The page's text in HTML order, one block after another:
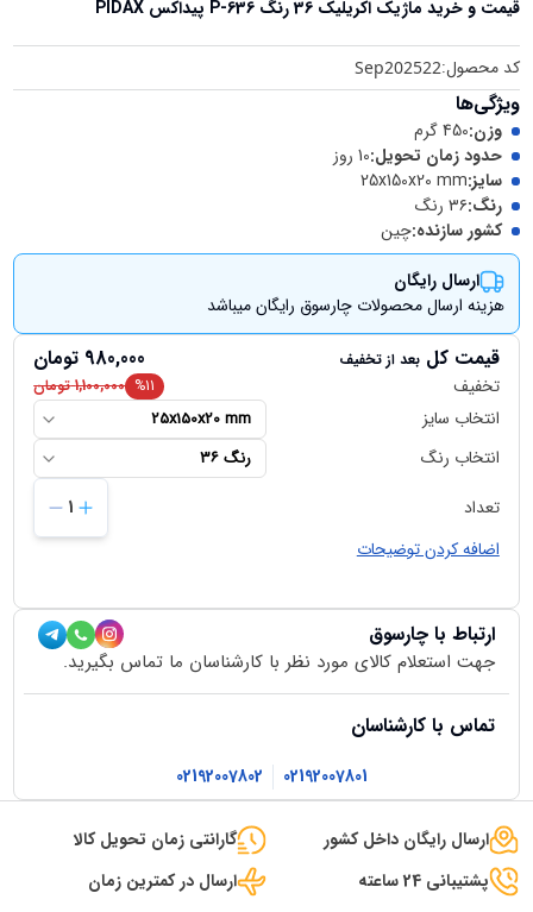
قیمت و خرید ماژیک اکریلیک 36 رنگ P-636 پیداکس PIDAX
کد محصول:Sep202522
ویژگی‌ها
وزن:450 گرم
حدود زمان تحویل:10 روز
سایز:
25x150x20 mm
رنگ:۳۶ رنگ
کشور سازنده:چین
ارسال رایگان
هزینه ارسال محصولات چارسوق رایگان میباشد
قیمت کل بعد از تخفیف 980,000 تومان
تخفیف %11
1,100,000 تومان
انتخاب سایز 25x150x20 mm
انتخاب رنگ ۳۶ رنگ
تعداد
1
اضافه کردن توضیحات
ارتباط با چارسوق
جهت استعلام کالای مورد نظر با کارشناسان ما تماس بگیرید.
تماس با کارشناسان
02192007801
02192007802
ارسال رایگان داخل کشور
گارانتی زمان تحویل کالا
پشتیبانی 24 ساعته
ارسال در کمترین زمان